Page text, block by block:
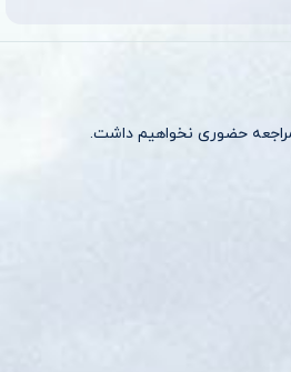
حضوری نخواهیم داشت.